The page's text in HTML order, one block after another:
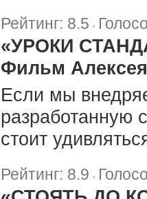
Рейтинг: 8.5
«УРОКИ
Фильм
Если мы
разработанную
стоит
Рейтинг: 8.9